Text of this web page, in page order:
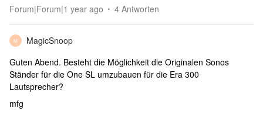
Forum|Forum|1 year ago 4 Antworten
M
MagicSnoop
Guten Abend. Besteht die Möglichkeit die Originalen Sonos
Ständer für die One SL umzubauen für die Era 300
Lautsprecher?
mfg